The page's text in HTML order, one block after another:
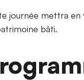
journée mettra en
bâti.